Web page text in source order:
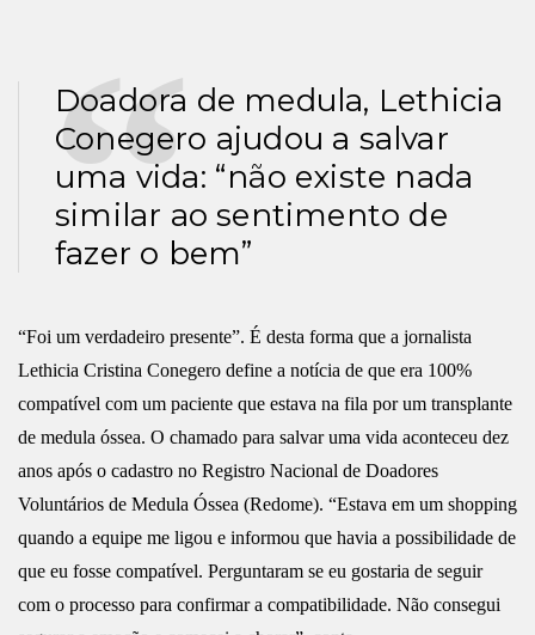
Doadora de medula, Lethicia
Conegero ajudou a salvar
uma vida: “não existe nada
similar ao sentimento de
fazer o bem”
“Foi um verdadeiro presente”. É desta forma que a jornalista
Lethicia Cristina Conegero define a notícia de que era 100%
compatível com um paciente que estava na fila por um transplante
de medula óssea. O chamado para salvar uma vida aconteceu dez
anos após o cadastro no Registro Nacional de Doadores
Voluntários de Medula Óssea (Redome). “Estava em um shopping
quando a equipe me ligou e informou que havia a possibilidade de
que eu fosse compatível. Perguntaram se eu gostaria de seguir
com o processo para confirmar a compatibilidade. Não consegui